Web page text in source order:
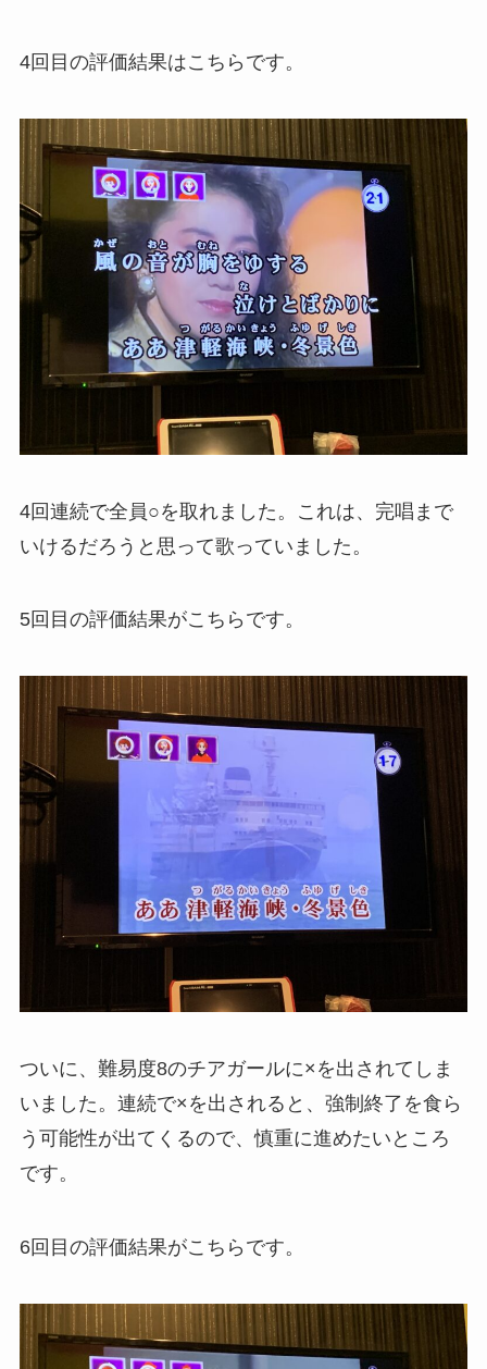
4回目の評価結果はこちらです。
4回連続で全員○を取れました。これは、完唱まで
いけるだろうと思って歌っていました。
5回目の評価結果がこちらです。
ついに、難易度8のチアガールに×を出されてしま
いました。連続で×を出されると、強制終了を食ら
う可能性が出てくるので、慎重に進めたいところ
です。
6回目の評価結果がこちらです。